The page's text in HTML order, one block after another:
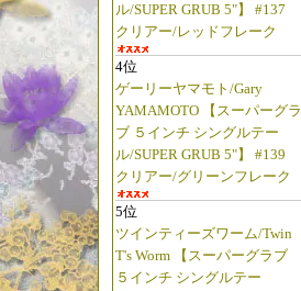
ル/SUPER GRUB 5"】 #137
クリアー/レッドフレーク
4位
ゲーリーヤマモト/Gary
YAMAMOTO 【スーパーグラ
ブ ５インチ シングルテー
ル/SUPER GRUB 5"】 #139
クリアー/グリーンフレーク
5位
ツインティーズワーム/Twin
T's Worm 【スーパーグラブ
５インチ シングルテー